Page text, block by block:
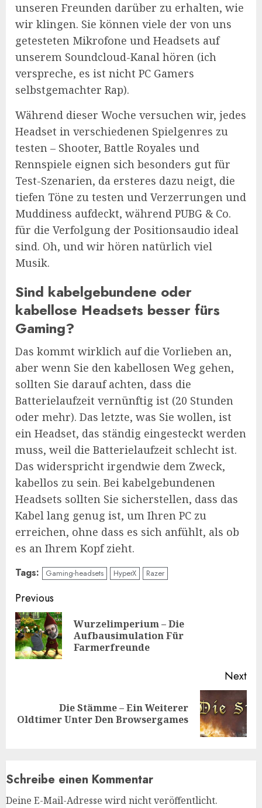
unseren Freunden darüber zu erhalten, wie
wir klingen. Sie können viele der von uns
getesteten Mikrofone und Headsets auf
unserem Soundcloud-Kanal hören (ich
verspreche, es ist nicht PC Gamers
selbstgemachter Rap).
Während dieser Woche versuchen wir, jedes
Headset in verschiedenen Spielgenres zu
testen – Shooter, Battle Royales und
Rennspiele eignen sich besonders gut für
Test-Szenarien, da ersteres dazu neigt, die
tiefen Töne zu testen und Verzerrungen und
Muddiness aufdeckt, während PUBG & Co.
für die Verfolgung der Positionsaudio ideal
sind. Oh, und wir hören natürlich viel
Musik.
Sind kabelgebundene oder
kabellose Headsets besser fürs
Gaming?
Das kommt wirklich auf die Vorlieben an,
aber wenn Sie den kabellosen Weg gehen,
sollten Sie darauf achten, dass die
Batterielaufzeit vernünftig ist (20 Stunden
oder mehr). Das letzte, was Sie wollen, ist
ein Headset, das ständig eingesteckt werden
muss, weil die Batterielaufzeit schlecht ist.
Das widerspricht irgendwie dem Zweck,
kabellos zu sein. Bei kabelgebundenen
Headsets sollten Sie sicherstellen, dass das
Kabel lang genug ist, um Ihren PC zu
erreichen, ohne dass es sich anfühlt, als ob
es an Ihrem Kopf zieht.
Tags: Gaming-headsets HyperX Razer
Continue
Reading
Previous
Wurzelimperium – Die
Aufbausimulation Für
Farmerfreunde
Next
post:
Die Stämme – Ein Weiterer
Oldtimer Unter Den Browsergames
Schreibe einen Kommentar
Deine E-Mail-Adresse wird nicht veröffentlicht.